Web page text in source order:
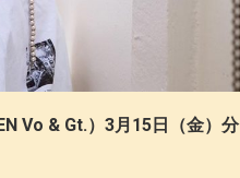
Vo & Gt.）3月15日（金）分